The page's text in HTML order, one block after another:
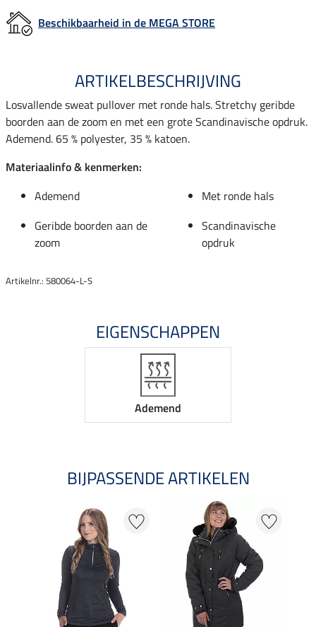
Beschikbaarheid in de MEGA STORE
ARTIKELBESCHRIJVING
Losvallende sweat pullover met ronde hals. Stretchy geribde
boorden aan de zoom en met een grote Scandinavische opdruk.
Ademend. 65 % polyester, 35 % katoen.
Materiaalinfo & kenmerken:
Ademend
Met ronde hals
Geribde boorden aan de
zoom
Scandinavische
opdruk
Artikelnr.: 580064-L-S
EIGENSCHAPPEN
Ademend
BIJPASSENDE ARTIKELEN